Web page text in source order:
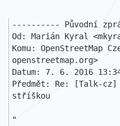
---------- Původní
Od: Marián Kyral
Komu: OpenStreetMap
openstreetmap.org>
Datum: 7. 6. 2016
Předmět: Re: [Talk-
stříškou
"